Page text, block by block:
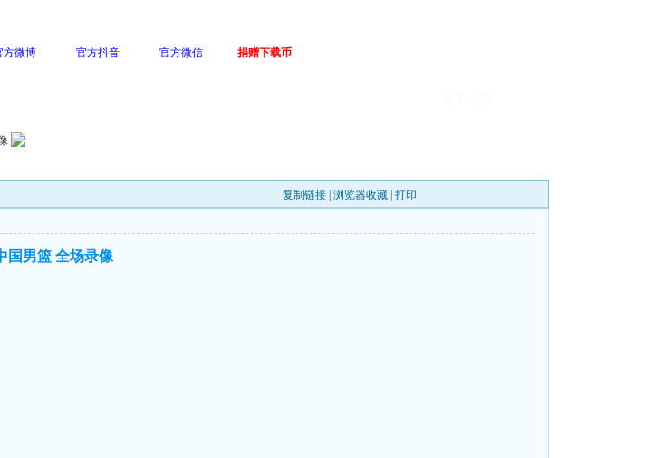
方微博 官方抖音 官方微信 捐赠下载币
复制链接| 浏览器收藏| 打印
国男篮 全场录像